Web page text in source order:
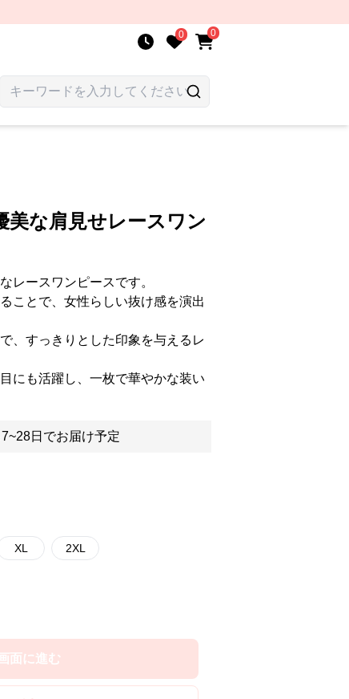
0 0
美な肩見せレースワン
レースワンピースです。
ことで、女性らしい抜け感を演出
、すっきりとした印象を与えるレ
にも活躍し、一枚で華やかな装い
日でお届け予定
XL 2XL
面に進む